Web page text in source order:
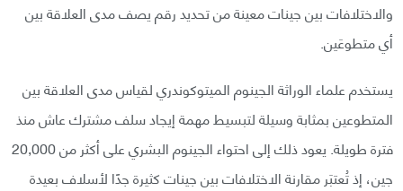
والاختلافات بين جينات معينة من تحديد رقم يصف مدى العلاقة بين
أي متطوعَين.
يستخدم علماء الوراثة الجينوم الميتوكوندري لقياس مدى العلاقة بين
المتطوعين بمثابة وسيلة لتبسيط مهمة إيجاد سلف مشترك عاش منذ
فترة طويلة. يعود ذلك إلى احتواء الجينوم البشري على أكثر من 20,000
جين، إذ تُعتبَر مقارنة الاختلافات بين جينات كثيرة جدًا لأسلاف بعيدة